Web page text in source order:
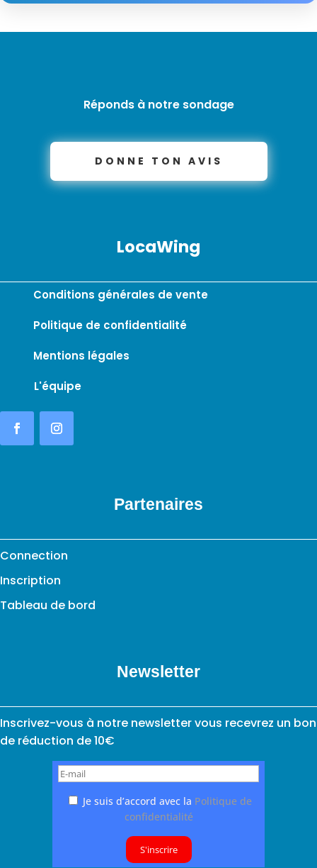
Réponds à notre sondage
DONNE TON AVIS
LocaWing
Conditions générales de vente
Politique de confidentialité
Mentions légales
L'équipe
Partenaires
Connection
Inscription
Tableau de bord
Newsletter
Inscrivez-vous à notre newsletter vous recevrez un bon
de réduction de 10€
Je suis d’accord avec la Politique de
confidentialité
S'inscrire